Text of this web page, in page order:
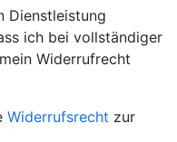
Dienstleistung
ich bei vollständiger
Widerrufrecht
Widerrufsrecht zur